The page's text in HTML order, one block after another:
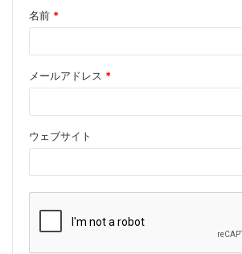
21.2Wの再生増幅出力[9]、同じ年Ding
ザーは、Nd：YVO 4を励起するための
使用されます。利得媒体として長さ
2％Nd：YVO 4を使用し、6.9Wの注入
光変換効率は56.9％です[10]。 2016年
Waritanantら。 914nm励起Nd：YVO 4
る6.7W、87MHzモード同期レーザー
[11]。上記の研究はすべて、励起光源
体レーザーまたは非ロック波長を有す
名前 *
メールアドレス *
ウェブサイト